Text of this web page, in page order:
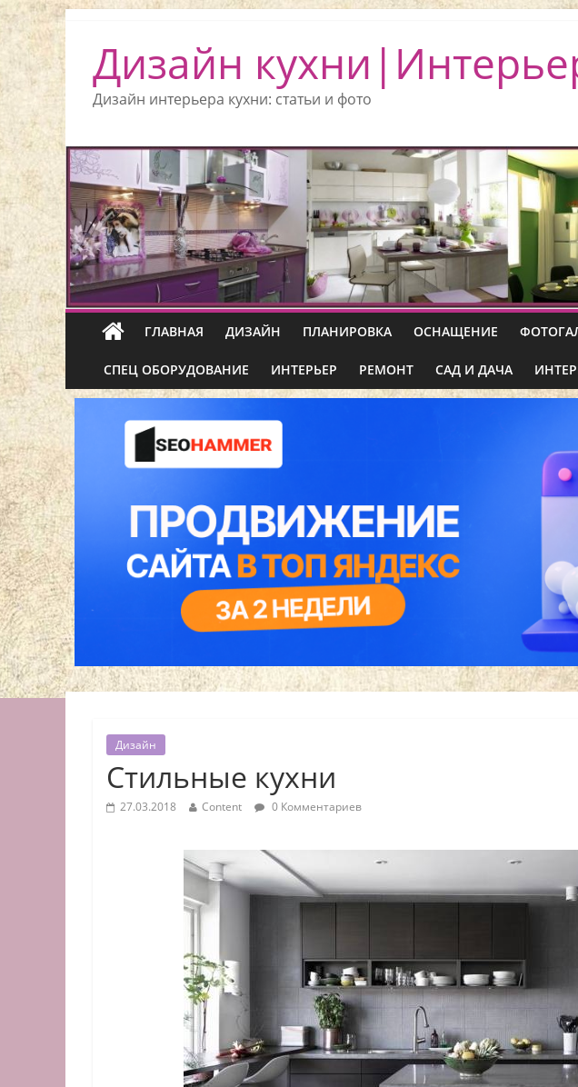
Дизайн
Дизайн интерьера кухни: статьи и фото
ГЛАВНАЯ ДИЗАЙН ПЛАНИРОВКА ОСНАЩЕНИЕ
СПЕЦ ОБОРУДОВАНИЕ ИНТЕРЬЕР РЕМОНТ САД И ДАЧА
Дизайн
Стильные кухни
27.03.2018 Content 0 Комментариев